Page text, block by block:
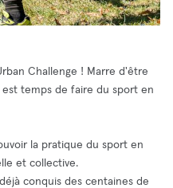
Challenge ! Marre d'être
temps de faire du sport en
la pratique du sport en
et collective.
conquis des centaines de